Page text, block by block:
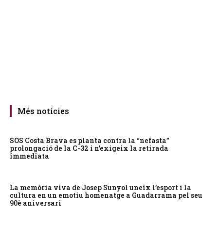
Més notícies
SOS Costa Brava es planta contra la “nefasta”
prolongació de la C-32 i n’exigeix la retirada
immediata
La memòria viva de Josep Sunyol uneix l’esport i la
cultura en un emotiu homenatge a Guadarrama pel seu
90è aniversari